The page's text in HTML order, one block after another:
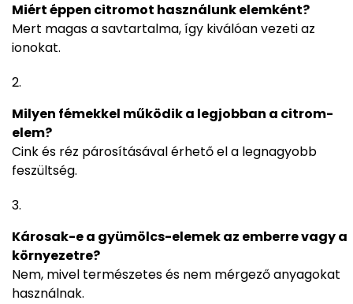
Miért éppen citromot használunk elemként?
Mert magas a savtartalma, így kiválóan vezeti az
ionokat.
Milyen fémekkel működik a legjobban a citrom-
elem?
Cink és réz párosításával érhető el a legnagyobb
feszültség.
Károsak-e a gyümölcs-elemek az emberre vagy a
környezetre?
Nem, mivel természetes és nem mérgező anyagokat
használnak.